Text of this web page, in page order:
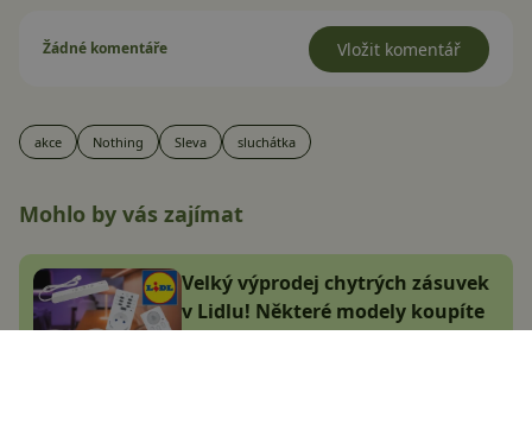
Žádné komentáře Vložit komentář
akce Nothing Sleva sluchátka
Mohlo by vás zajímat
Velký výprodej chytrých zásuvek
v Lidlu! Některé modely koupíte